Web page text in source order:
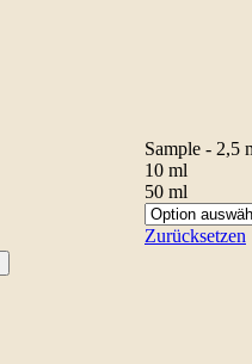
Sample - 2,5
10 ml
50 ml
Zurücksetzen